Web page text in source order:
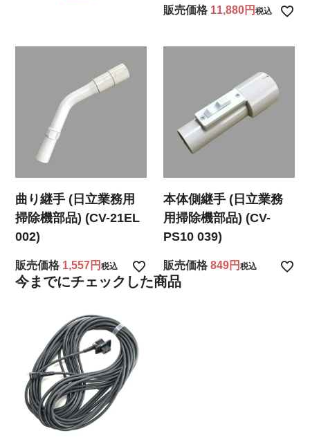
販売価格 11,880 税込
曲り継手 (日立業務用
掃除機部品) (CV-21EL
002)
販売価格 1,557 税込
本体側継手 (日立業務
用掃除機部品) (CV-
PS10 039)
販売価格 849 税込
今までにチェックした商品